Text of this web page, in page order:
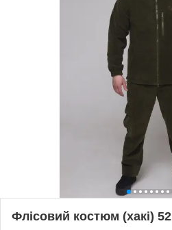
Флісовий костюм (хакі) 52